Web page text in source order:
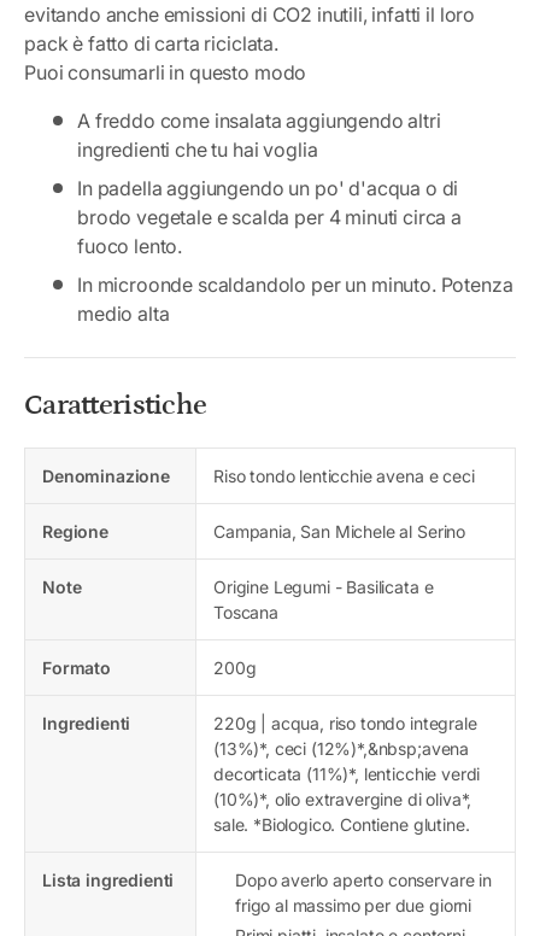
evitando anche emissioni di CO2 inutili, infatti il loro
pack è fatto di carta riciclata.
Puoi consumarli in questo modo
A freddo come insalata aggiungendo altri
ingredienti che tu hai voglia
In padella aggiungendo un po' d'acqua o di
brodo vegetale e scalda per 4 minuti circa a
fuoco lento.
In microonde scaldandolo per un minuto. Potenza
medio alta
Caratteristiche
Denominazione Riso tondo lenticchie avena e ceci
Regione Campania, San Michele al Serino
Note
Origine Legumi - Basilicata e
Toscana
Formato 200g
Ingredienti
220g | acqua, riso tondo integrale
(13%)*, ceci (12%)*,&nbsp;avena
decorticata (11%)*, lenticchie verdi
(10%)*, olio extravergine di oliva*,
sale. *Biologico. Contiene glutine.
Lista ingredienti
Dopo averlo aperto conservare in
frigo al massimo per due giorni